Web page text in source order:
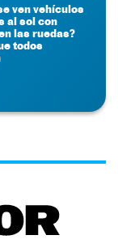
ven vehículos
al sol con
las ruedas?
todos